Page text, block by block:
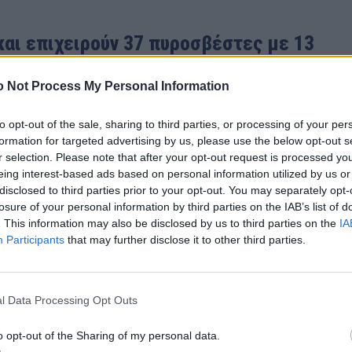
Not Process My Personal Information
opt-out of the sale, sharing to third parties, or processing of your
for targeted advertising by us, please use the below opt-out
selection. Please note that after your opt-out request is processed
interest-based ads based on personal information utilized by us
to third parties prior to your opt-out. You may separately
of your personal information by third parties on the IAB’s list of
This information may also be disclosed by us to third parties on the
Participants that may further disclose it to other third parties.
Data Processing Opt Outs
opt-out of the Sharing of my personal data.
επιχειρούν 37 πυροσβέστες με 13
Το γεγονός ότι δεν πνέουν
προσπάθειες πυρόσβεσης, ενώ
στο σημείο δασικοί δρόμοι.
της πυρκαγιάς, οι προσπάθειες
σημαντικά και κυρίαρχο
τυχόν